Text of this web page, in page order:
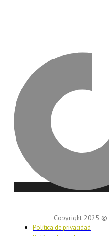
Copyright 2025 ©
Política de privacidad